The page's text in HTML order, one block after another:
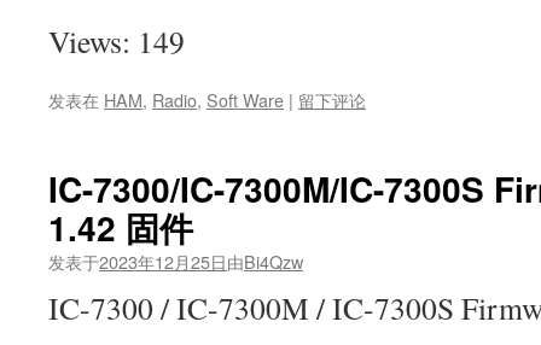
Views: 149
发表在 HAM, Radio, Soft Ware | 留下评论
IC-7300/IC-7300M/IC-7300S
1.42 固件
发表于2023年12月25日由Bi4Qzw
IC-7300 / IC-7300M / IC-7300S